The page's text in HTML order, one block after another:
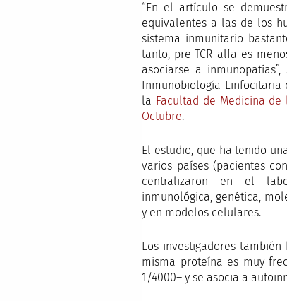
“En el artículo se
equivalentes a las de los
sistema inmunitario
tanto, pre-TCR alfa es
asociarse a
Inmunobiología
la Facultad de Medicina de
Octubre.
El estudio, que ha tenido
varios países (pacientes
centralizaron en el
inmunológica, genética,
y en modelos celulares.
Los investigadores
misma proteína es muy
1/4000– y se asocia a